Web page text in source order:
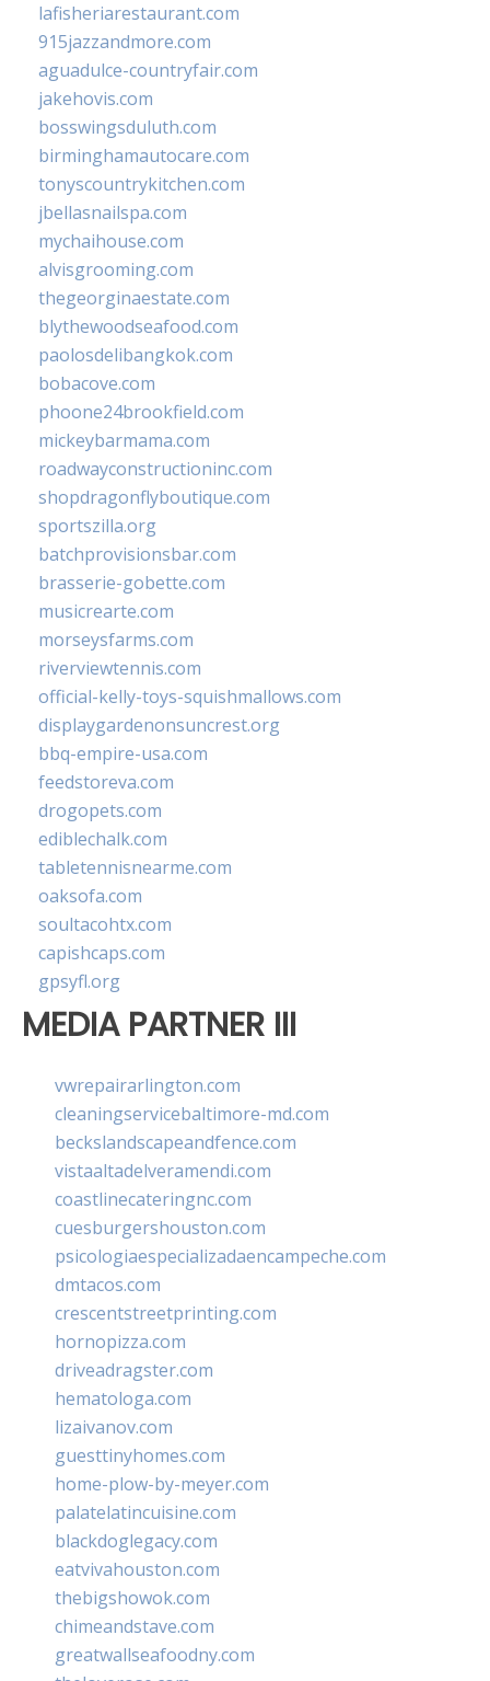
lafisheriarestaurant.com
915jazzandmore.com
aguadulce-countryfair.com
jakehovis.com
bosswingsduluth.com
birminghamautocare.com
tonyscountrykitchen.com
jbellasnailspa.com
mychaihouse.com
alvisgrooming.com
thegeorginaestate.com
blythewoodseafood.com
paolosdelibangkok.com
bobacove.com
phoone24brookfield.com
mickeybarmama.com
roadwayconstructioninc.com
shopdragonflyboutique.com
sportszilla.org
batchprovisionsbar.com
brasserie-gobette.com
musicrearte.com
morseysfarms.com
riverviewtennis.com
official-kelly-toys-squishmallows.com
displaygardenonsuncrest.org
bbq-empire-usa.com
feedstoreva.com
drogopets.com
ediblechalk.com
tabletennisnearme.com
oaksofa.com
soultacohtx.com
capishcaps.com
gpsyfl.org
MEDIA PARTNER III
vwrepairarlington.com
cleaningservicebaltimore-md.com
beckslandscapeandfence.com
vistaaltadelveramendi.com
coastlinecateringnc.com
cuesburgershouston.com
psicologiaespecializadaencampeche.com
dmtacos.com
crescentstreetprinting.com
hornopizza.com
driveadragster.com
hematologa.com
lizaivanov.com
guesttinyhomes.com
home-plow-by-meyer.com
palatelatincuisine.com
blackdoglegacy.com
eatvivahouston.com
thebigshowok.com
chimeandstave.com
greatwallseafoodny.com